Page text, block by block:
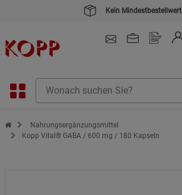
Kein Mindestbestellwert
Zur Startseite des Kopp Verlag Online-Shop
Nahrungsergänzungsmittel
Kopp Vital® GABA / 600 mg / 180 Kapseln